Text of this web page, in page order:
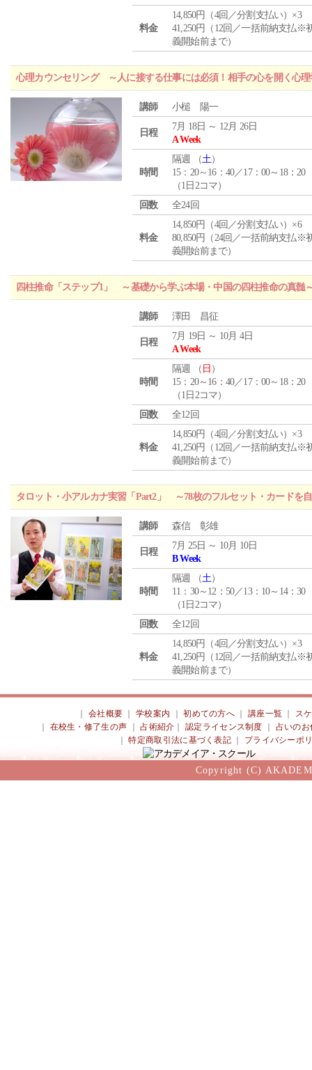
料金
14,850円（4回／分割支払い）×3
41,250円（12回／一括前納支払※
義開始前まで）
心理カウンセリング ～人に接する仕事には必須！相手の心を開く心理
講師 小槌 陽一
日程
7月 18日 ～ 12月 26日
A Week
時間
隔週 （土）
15：20～16：40／17：00～18：20
（1日2コマ）
回数
全24回
料金
14,850円（4回／分割支払い）×6
80,850円（24回／一括前納支払※
義開始前まで）
四柱推命「ステップ1」 ～基礎から学ぶ本場・中国の四柱推命の真髄
講師 澤田 昌征
日程
7月 19日 ～ 10月 4日
A Week
時間
隔週 （ 日 ）
15：20～16：40／17：00～18：20
（1日2コマ）
回数
全12回
料金
14,850円（4回／分割支払い）×3
41,250円（12回／一括前納支払※
義開始前まで）
タロット・小アルカナ実習「Part2」 ～78枚のフルセット・カードを
講師 森信 彰雄
日程
7月 25日 ～ 10月 10日
B Week
時間
隔週 （土）
11：30～12：50／13：10～14：30
（1日2コマ）
回数
全12回
料金
14,850円（4回／分割支払い）×3
41,250円（12回／一括前納支払※
義開始前まで）
会社概要 ｜学校案内 ｜初めての方へ 講座一覧
ス
在校生・修了生の声 ｜占術紹介 ｜認定ライセンス制度
占いのお
｜特定商取引法に基づく表記 プライバシーポ
Copyright (C)